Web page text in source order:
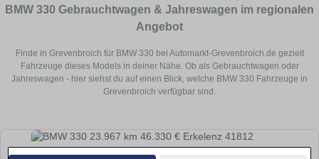
BMW 330 Gebrauchtwagen & Jahreswagen im regionalen
Angebot
Finde in Grevenbroich für BMW 330 bei Automarkt-Grevenbroich.de gezielt
Fahrzeuge dieses Models in deiner Nähe. Ob als Gebrauchtwagen oder
Jahreswagen - hier siehst du auf einen Blick, welche BMW 330 Fahrzeuge in
Grevenbroich verfügbar sind.